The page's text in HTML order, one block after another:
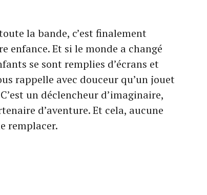
la bande, c’est finalement
enfance. Et si le monde a changé
se sont remplies d’écrans et
rappelle avec douceur qu’un jouet
un déclencheur d’imaginaire,
d’aventure. Et cela, aucune
remplacer.